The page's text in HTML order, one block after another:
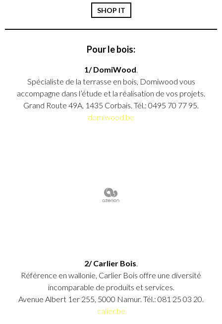
SHOP IT
Pour le bois:
1/ DomiWood.
Spécialiste de la terrasse en bois, Domiwood vous
accompagne dans l’étude et la réalisation de vos projets.
Grand Route 49A, 1435 Corbais. Tél.: 0495 70 77 95.
domiwood.be
2/ Carlier Bois.
Référence en wallonie, Carlier Bois offre une diversité
incomparable de produits et services.
Avenue Albert 1er 255, 5000 Namur. Tél.: 081 25 03 20.
calier.be